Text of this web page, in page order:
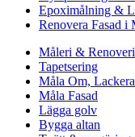
Epoximålning &
Renovera Fasad i
Måleri &
Tapetsering
Måla Om,
Måla Fasad
Lägga golv
Bygga altan